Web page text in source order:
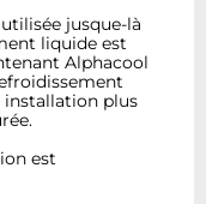
jusque-là
liquide est
Alphacool
installation plus
est